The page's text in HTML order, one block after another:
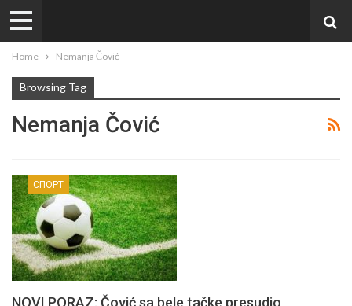
Home Nemanja Čović
Browsing Tag
Nemanja Čović
СПОРТ